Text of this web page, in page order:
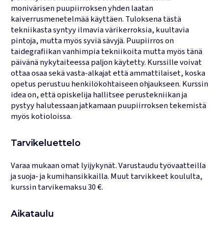
monivärisen puupiirroksen yhden laatan
kaiverrusmenetelmää käyttäen. Tuloksena tästä
tekniikasta syntyy ilmavia värikerroksia, kuultavia
pintoja, mutta myös syviä sävyjä. Puupiirros on
taidegrafiikan vanhimpia tekniikoita mutta myös tänä
päivänä nykytaiteessa paljon käytetty. Kurssille voivat
ottaa osaa sekä vasta-alkajat että ammattilaiset, koska
opetus perustuu henkilökohtaiseen ohjaukseen. Kurssin
idea on, että opiskelija hallitsee perustekniikan ja
pystyy halutessaan jatkamaan puupiirroksen tekemistä
myös kotioloissa.
Tarvikeluettelo
Varaa mukaan omat lyijykynät. Varustaudu työvaatteilla
ja suoja- ja kumihansikkailla. Muut tarvikkeet koululta,
kurssin tarvikemaksu 30 €.
Aikataulu